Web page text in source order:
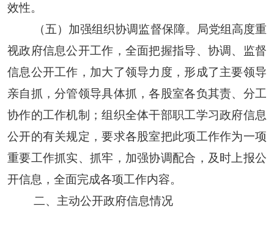
效性。
（五）加强组织协调监督保障。
局党组高度重
视政府信息公开工作，全面把握指导、协调、监督
信息公开工作，加大了领导力度，形成了主要领导
亲自抓，分管领导具体抓，各股室各负其责、分工
协作的工作机制；组织全体干部职工学习政府信息
公开的有关规定，要求各股室把此项工作作为一项
重要工作抓实、抓牢，加强协调配合，及时上报公
开信息，全面完成各项工作内容。
二、主动公开政府信息情况